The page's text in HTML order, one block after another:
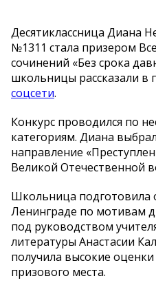
Десятиклассница Диана
№1311 стала призером
сочинений «Без срока
школьницы рассказали в
соцсети.
Конкурс проводился по
категориям. Диана
направление
Великой Отечественной
Школьница подготовила
Ленинграде по мотивам
под руководством
литературы Анастасии
получила высокие
призового места.